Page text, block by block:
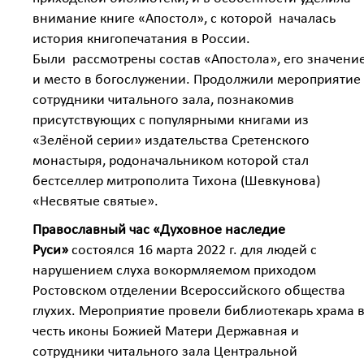
внимание книге «Апостол», с которой началась
история книгопечатания в России.
Были рассмотрены состав «Апостола», его
и место в богослужении. Продолжили мероприятие
сотрудники читального зала, познакомив
присутствующих с популярными книгами из
«Зелёной серии» издательства Сретенского
монастыря, родоначальником которой стал
бестселлер митрополита Тихона (Шевкунова)
«Несвятые святые».
Православный час «Духовное наследие
Руси» состоялся 16 марта 2022 г. для людей с
нарушением слуха вокормляемом приходом
Ростовском отделении Всероссийского общества
глухих. Мероприятие провели библиотекарь храма в
честь иконы Божией Матери Державная и
сотрудники читального зала Центральной